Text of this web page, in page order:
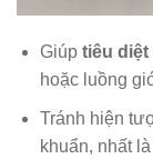
Giúp tiêu diệt
hoặc luồng
Tránh hiện
khuẩn, nhất